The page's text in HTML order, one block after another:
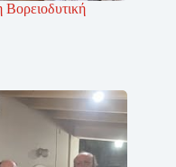
Βορειοδυτική